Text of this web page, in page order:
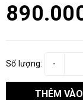
Số lượng: -
THÊM